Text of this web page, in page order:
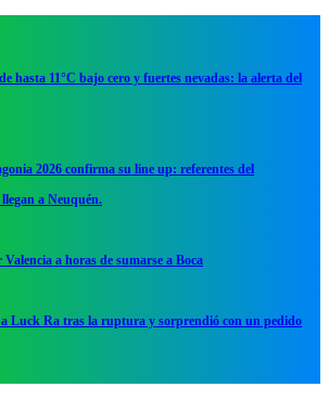
hasta 11°C bajo cero y fuertes nevadas: la alerta del
2026 confirma su line up: referentes del
a Neuquén.
a horas de sumarse a Boca
Luck Ra tras la ruptura y sorprendió con un pedido